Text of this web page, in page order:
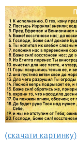
(скачати картинку)